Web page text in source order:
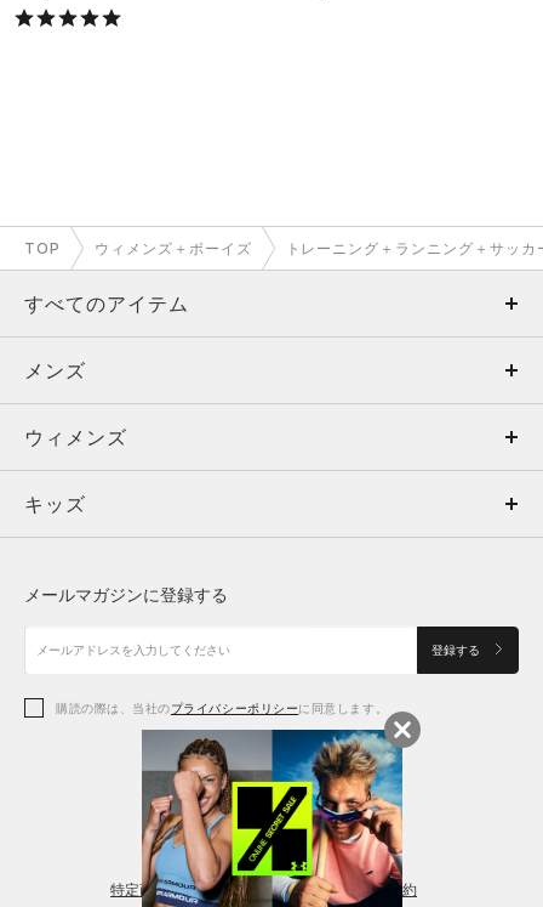
TOP ウィメンズ＋ボーイズ トレーニング＋ランニング＋サッカ
すべてのアイテム
メンズ
ウィメンズ
キッズ
アクセサリー
メンズ
トップス
ボトムス
アクセサリー
ウィメンズ
トップス
シューズ
アクセサリー
レギンス＆タイツ
キッズ
シューズ
メールマガジンに登録する
登録する
購読の際は、当社のプライバシーポリシーに同意します。
特定商取引法に基づく通販の表記 会員規約